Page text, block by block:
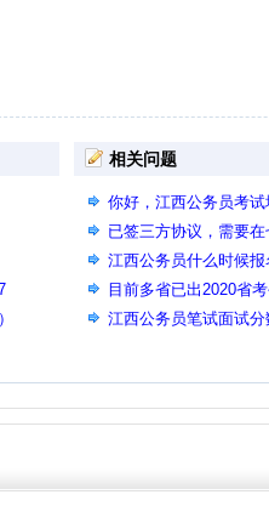
相关问题
你好，江西公务员考
已签三方协议，需要
信公众号里看到要放弃
江西公务员什么时候报
目前多省已出2020省
考时间预计何时 是否能
江西公务员笔试面试分